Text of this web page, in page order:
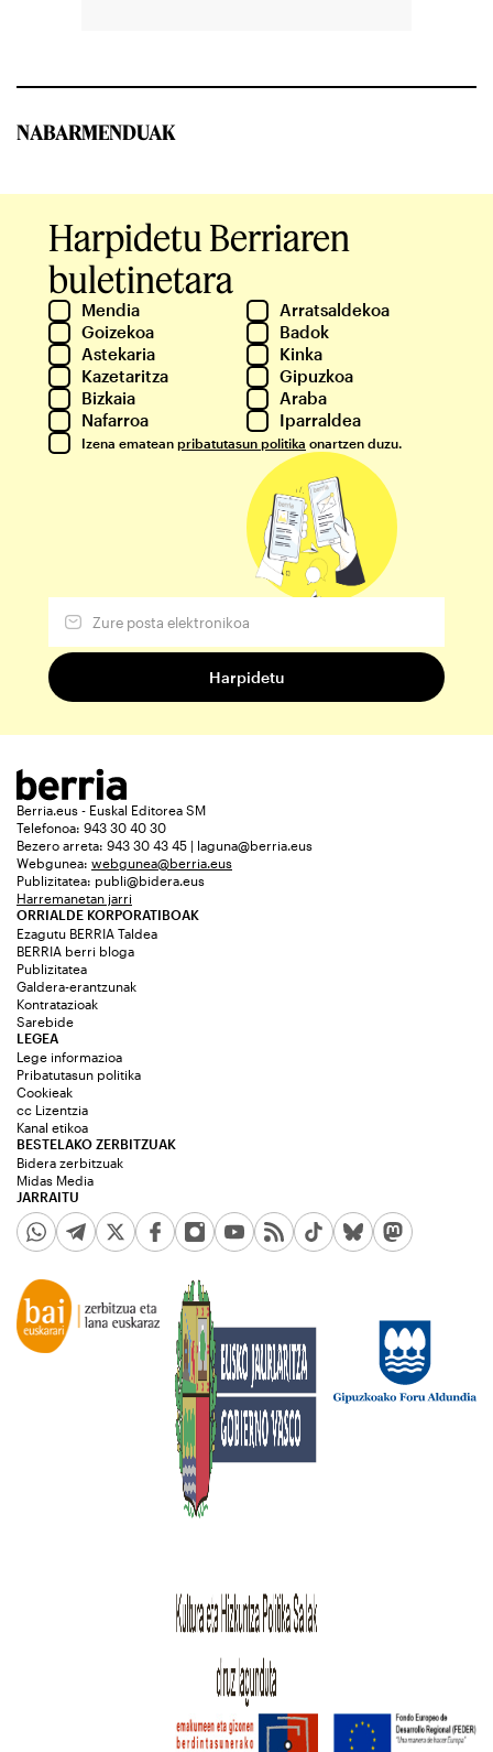
NABARMENDUAK
Harpidetu Berriaren
buletinetara
Mendia
Arratsaldekoa
Goizekoa
Badok
Astekaria
Kinka
Kazetaritza
Gipuzkoa
Bizkaia
Araba
Nafarroa
Iparraldea
Izena ematean pribatutasun politika onartzen duzu.
Berria.eus - Euskal Editorea SM
Telefonoa: 943 30 40 30
Bezero arreta: 943 30 43 45 | laguna@berria.eus
Webgunea: webgunea@berria.eus
Publizitatea: publi@bidera.eus
Harremanetan jarri
ORRIALDE KORPORATIBOAK
Ezagutu BERRIA Taldea
BERRIA berri bloga
Publizitatea
Galdera-erantzunak
Kontratazioak
Sarebide
JARRAITU
LEGEA
Lege informazioa
Pribatutasun politika
Cookieak
cc Lizentzia
Kanal etikoa
BESTELAKO ZERBITZUAK
Bidera zerbitzuak
Midas Media